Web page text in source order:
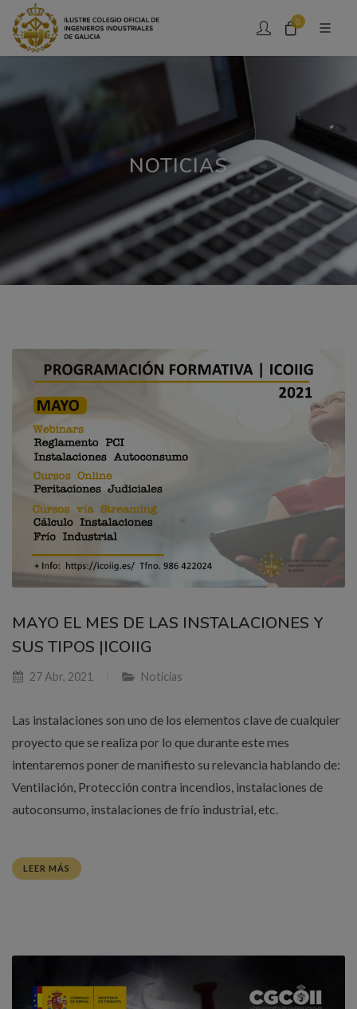
0
NOTICIAS
MAYO EL MES DE LAS INSTALACIONES Y
SUS TIPOS |ICOIIG
27 Abr, 2021 Noticias
Las instalaciones son uno de los elementos clave de cualquier
proyecto que se realiza por lo que durante este mes
intentaremos poner de manifiesto su relevancia hablando de:
Ventilación, Protección contra incendios, instalaciones de
autoconsumo, instalaciones de frío industrial, etc.
LEER MÁS